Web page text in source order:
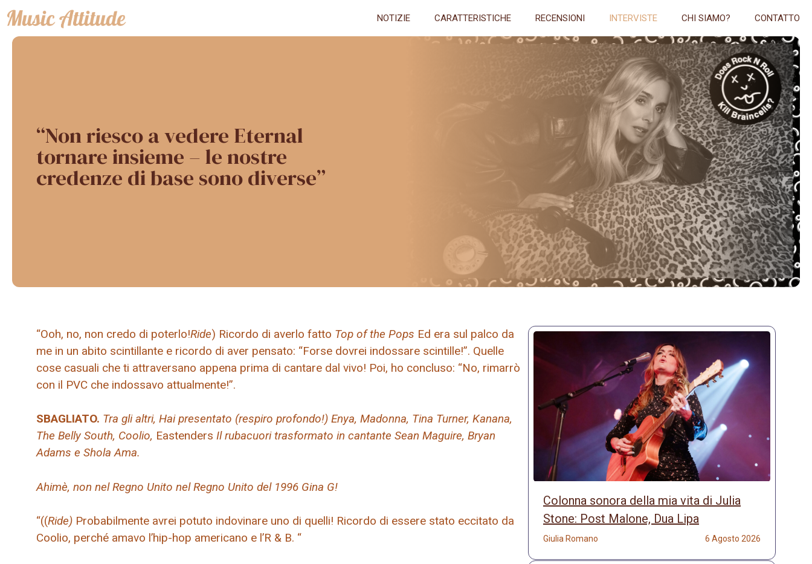
Vai
al
contenuto
NOTIZIE CARATTERISTICHE RECENSIONI INTERVISTE CHI SIAMO? CONTATTO
“Non riesco a vedere Eternal
tornare insieme – le nostre
credenze di base sono diverse”
“Ooh, no, non credo di poterlo!Ride) Ricordo di averlo fatto Top of the Pops Ed era sul palco da
me in un abito scintillante e ricordo di aver pensato: “Forse dovrei indossare scintille!”. Quelle
cose casuali che ti attraversano appena prima di cantare dal vivo! Poi, ho concluso: “No, rimarrò
con il PVC che indossavo attualmente!”.
SBAGLIATO. Tra gli altri, Hai presentato (respiro profondo!) Enya, Madonna, Tina Turner, Kanana,
The Belly South, Coolio, Eastenders Il rubacuori trasformato in cantante Sean Maguire, Bryan
Adams e Shola Ama.
Ahimè, non nel Regno Unito nel Regno Unito del 1996 Gina G!
“((Ride) Probabilmente avrei potuto indovinare uno di quelli! Ricordo di essere stato eccitato da
Coolio, perché amavo l’hip-hop americano e l’R & B. “
Colonna sonora della mia vita di Julia
Stone: Post Malone, Dua Lipa
Giulia Romano 6 Agosto 2026